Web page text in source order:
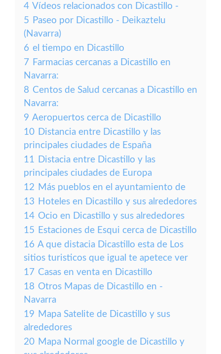
4 Vídeos relacionados con Dicastillo -
5 Paseo por Dicastillo - Deikaztelu
(Navarra)
6 el tiempo en Dicastillo
7 Farmacias cercanas a Dicastillo en
Navarra:
8 Centos de Salud cercanas a Dicastillo en
Navarra:
9 Aeropuertos cerca de Dicastillo
10 Distancia entre Dicastillo y las
principales ciudades de España
11 Distacia entre Dicastillo y las
principales ciudades de Europa
12 Más pueblos en el ayuntamiento de
13 Hoteles en Dicastillo y sus alrededores
14 Ocio en Dicastillo y sus alrededores
15 Estaciones de Esqui cerca de Dicastillo
16 A que distacia Dicastillo esta de Los
sitios turisticos que igual te apetece ver
17 Casas en venta en Dicastillo
18 Otros Mapas de Dicastillo en -
Navarra
19 Mapa Satelite de Dicastillo y sus
alrededores
20 Mapa Normal google de Dicastillo y